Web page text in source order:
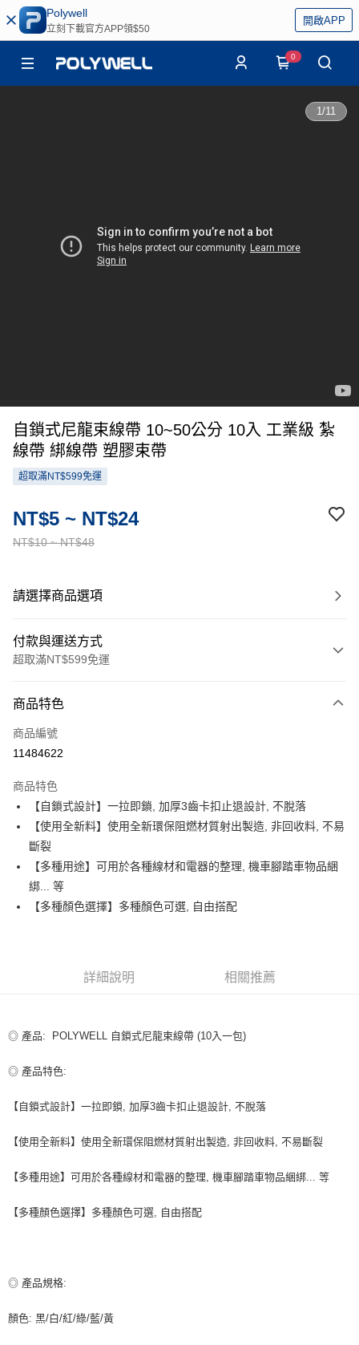
Polywell
立刻下載官方APP領$50
開啟APP
0
1/11
自鎖式尼龍束線帶 10~50公分 10入 工業級 紮
線帶 綁線帶 塑膠束帶
超取滿NT$599免運
NT$10 ~ NT$48
NT$5 ~ NT$24
請選擇商品選項
付款與運送方式
超取滿NT$599免運
信用卡一次付款
超商取貨付款
Apple Pay
街口支付
悠遊付
ATM付款
每筆NT$80，滿NT$599(含以上)免運費
每筆NT$80，滿NT$599(含以上)免運費
付款後7-11取貨
每筆NT$100，滿NT$599(含以上)免運費
商品特色
商品編號
11484622
商品特色
【自鎖式設計】一拉即鎖, 加厚3齒卡扣止退設計, 不脫落
【使用全新料】使用全新環保阻燃材質射出製造, 非回收料, 不易
斷裂
【多種用途】可用於各種線材和電器的整理, 機車腳踏車物品綑
綁... 等
【多種顏色選擇】多種顏色可選, 自由搭配
詳細說明 相關推薦
◎ 產品: POLYWELL 自鎖式尼龍束線帶 (10入一包)
◎ 產品特色:
【自鎖式設計】一拉即鎖, 加厚3齒卡扣止退設計, 不脫落
【使用全新料】使用全新環保阻燃材質射出製造, 非回收料, 不易斷裂
【多種用途】可用於各種線材和電器的整理, 機車腳踏車物品綑綁... 等
【多種顏色選擇】多種顏色可選, 自由搭配
◎ 產品規格:
顏色: 黑/白/紅/綠/藍/黃